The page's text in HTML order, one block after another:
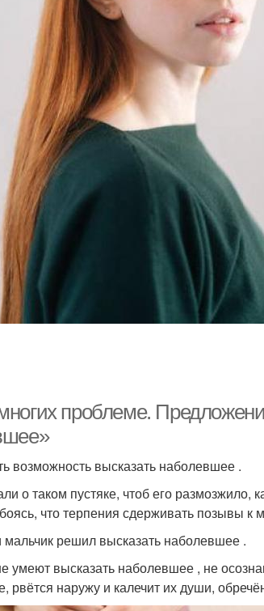
проблеме.
возможность высказать наболевшее .
о таком пустяке, чтоб его размозжило,
что терпения сдерживать позывы к
мальчик решил высказать наболевшее .
высказать наболевшее , не
рвётся наружу и калечит их души,